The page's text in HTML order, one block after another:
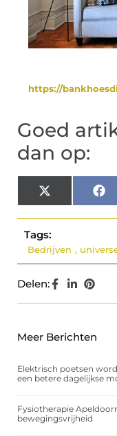
https://
Goed
dan op:
X
(Twitter)
Tags:
Bedrijven ,
Delen:
Meer Berichten
Elektrisch poetsen
een betere dagelijkse
Fysiotherapie
bewegingsvrijheid